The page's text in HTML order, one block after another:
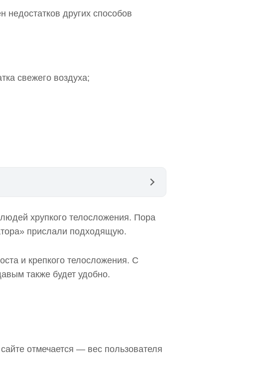
недостатков других способов
свежего воздуха;
хрупкого телосложения. Пора
прислали подходящую.
и крепкого телосложения. С
также будет удобно.
отмечается — вес пользователя